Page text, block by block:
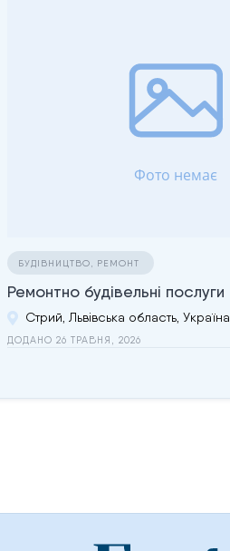
БУДІВНИЦТВО, РЕМОНТ
Ремонтно будівельні послуги
Стрий, Львівська область, Україна
ДОДАНО 26 ТРАВНЯ, 2026